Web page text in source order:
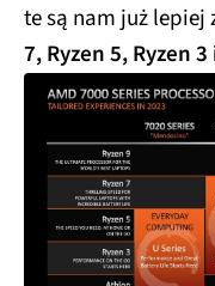
te są nam już lepiej
7, Ryzen 5, Ryzen